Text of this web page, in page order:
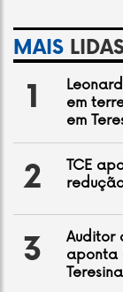
MAIS
1
em
em
2
TCE
3
Auditor
aponta
Teresina